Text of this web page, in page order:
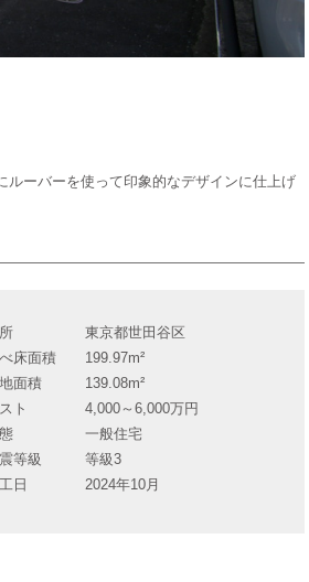
ーバーを使って印象的なデザインに仕上げ
東京都世田谷区
床面積
199.97m²
面積
139.08m²
ト
4,000～6,000万円
一般住宅
等級
等級3
日
2024年10月